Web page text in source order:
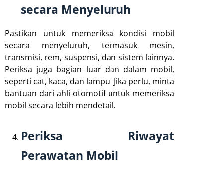
secara Menyeluruh
Pastikan untuk memeriksa kondisi mobil
secara menyeluruh, termasuk mesin,
transmisi, rem, suspensi, dan sistem lainnya.
Periksa juga bagian luar dan dalam mobil,
seperti cat, kaca, dan lampu. Jika perlu, minta
bantuan dari ahli otomotif untuk memeriksa
mobil secara lebih mendetail.
Periksa Riwayat
Perawatan Mobil